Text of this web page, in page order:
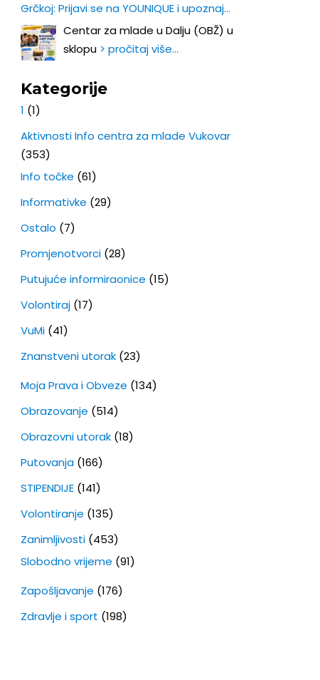
Grčkoj: Prijavi se na YOUNIQUE i upoznaj
Europu iz prve ruke!
Centar za mlade u Dalju (OBŽ) u
sklopu > pročitaj više…
Kategorije
1 (1)
Aktivnosti Info centra za mlade Vukovar
(353)
Info točke (61)
Informativke (29)
Ostalo (7)
Promjenotvorci(28)
Putujuće informiraonice (15)
Volontiraj(17)
VuMi(41)
Znanstveni utorak(23)
Moja Prava i Obveze (134)
Obrazovanje (514)
Obrazovni utorak(18)
Putovanja(166)
STIPENDIJE(141)
Volontiranje (135)
Zanimljivosti(453)
Slobodno vrijeme (91)
Zapošljavanje (176)
Zdravlje i sport (198)